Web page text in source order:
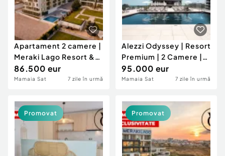
Apartament 2 camere |
Meraki Lago Resort &
Spa | Mamaia-Sat
86.500 eur
Mamaia Sat 7 zile în urmă
Alezzi Odyssey | Resort
Premium | 2 Camere |
Mobilat designe
95.000 eur
Mamaia Sat 7 zile în urmă
Promovat Promovat